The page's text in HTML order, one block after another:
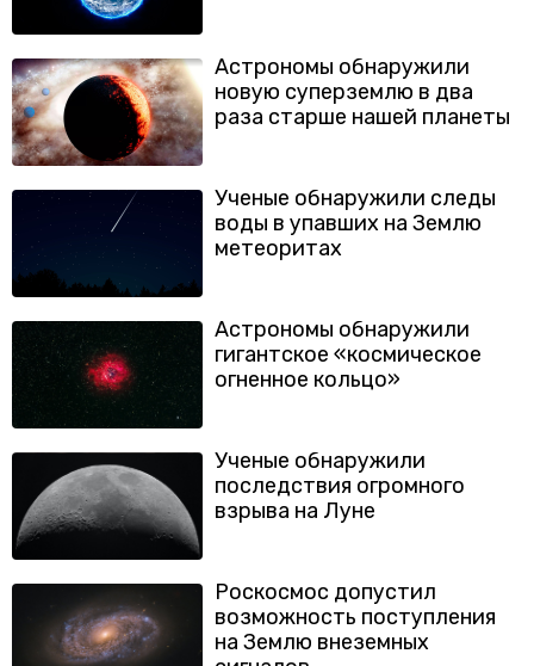
Астрономы обнаружили
новую суперземлю в два
раза старше нашей планеты
Ученые обнаружили следы
воды в упавших на Землю
метеоритах
Астрономы обнаружили
гигантское «космическое
огненное кольцо»
Ученые обнаружили
последствия огромного
взрыва на Луне
Роскосмос допустил
возможность поступления
на Землю внеземных